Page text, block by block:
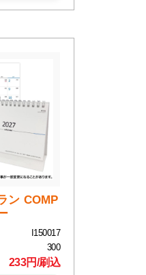
ン COMP
I150017
300
233円/刷込